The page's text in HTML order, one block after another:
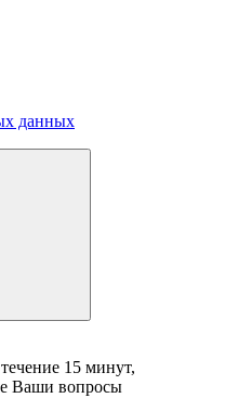
данных
15 минут,
Ваши вопросы